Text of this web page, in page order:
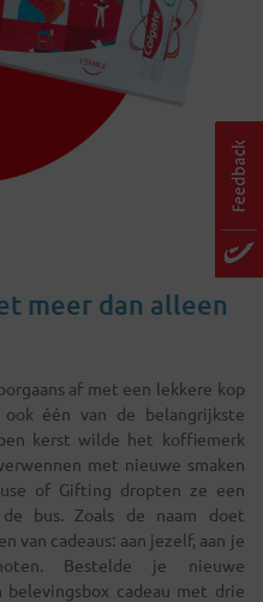
meer dan alleen
af met een lekkere kop
één van de belangrijkste
kerst wilde het koffiemerk
met nieuwe smaken
of Gifting dropten ze een
bus. Zoals de naam doet
van cadeaus: aan jezelf, aan je
Bestelde je nieuwe
belevingsbox cadeau met drie